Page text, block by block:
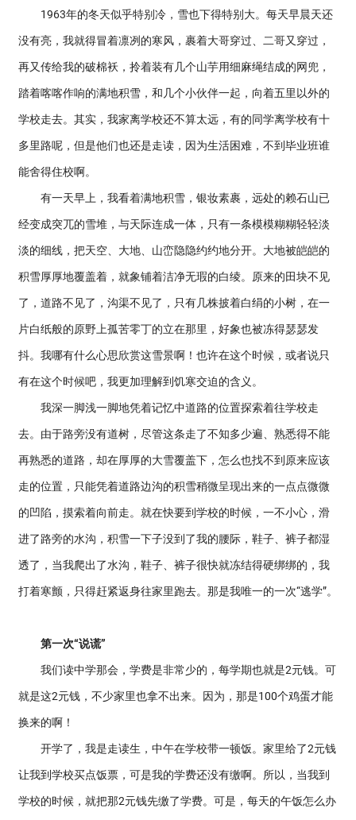
1963年的冬天似乎特别冷，雪也下得特别大。每天早晨天还
没有亮，我就得冒着凛冽的寒风，裹着大哥穿过、二哥又穿过，
再又传给我的破棉袄，拎着装有几个山芋用细麻绳结成的网兜，
踏着喀喀作响的满地积雪，和几个小伙伴一起，向着五里以外的
学校走去。其实，我家离学校还不算太远，有的同学离学校有十
多里路呢，但是他们也还是走读，因为生活困难，不到毕业班谁
能舍得住校啊。
有一天早上，我看着满地积雪，银妆素裹，远处的赖石山已
经变成突兀的雪堆，与天际连成一体，只有一条模模糊糊轻轻淡
淡的细线，把天空、大地、山峦隐隐约约地分开。大地被皑皑的
积雪厚厚地覆盖着，就象铺着洁净无瑕的白绫。原来的田块不见
了，道路不见了，沟渠不见了，只有几株披着白绢的小树，在一
片白纸般的原野上孤苦零丁的立在那里，好象也被冻得瑟瑟发
抖。我哪有什么心思欣赏这雪景啊！也许在这个时候，或者说只
有在这个时候吧，我更加理解到饥寒交迫的含义。
我深一脚浅一脚地凭着记忆中道路的位置探索着往学校走
去。由于路旁没有道树，尽管这条走了不知多少遍、熟悉得不能
再熟悉的道路，却在厚厚的大雪覆盖下，怎么也找不到原来应该
走的位置，只能凭着道路边沟的积雪稍微呈现出来的一点点微微
的凹陷，摸索着向前走。就在快要到学校的时候，一不小心，滑
进了路旁的水沟，积雪一下子没到了我的腰际，鞋子、裤子都湿
透了，当我爬出了水沟，鞋子、裤子很快就冻结得硬绑绑的，我
打着寒颤，只得赶紧返身往家里跑去。那是我唯一的一次“逃学”。
第一次“说谎”
我们读中学那会，学费是非常少的，每学期也就是2元钱。可
就是这2元钱，不少家里也拿不出来。因为，那是100个鸡蛋才能
换来的啊！
开学了，我是走读生，中午在学校带一顿饭。家里给了2元钱
让我到学校买点饭票，可是我的学费还没有缴啊。所以，当我到
学校的时候，就把那2元钱先缴了学费。可是，每天的午饭怎么办